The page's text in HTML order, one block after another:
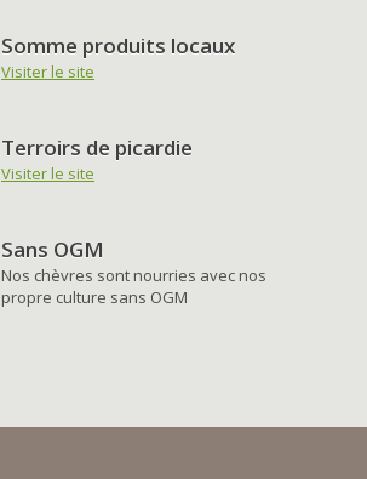
Somme produits locaux
Visiter le site
Terroirs de picardie
Visiter le site
Sans OGM
Nos chèvres sont nourries avec nos
propre culture sans OGM